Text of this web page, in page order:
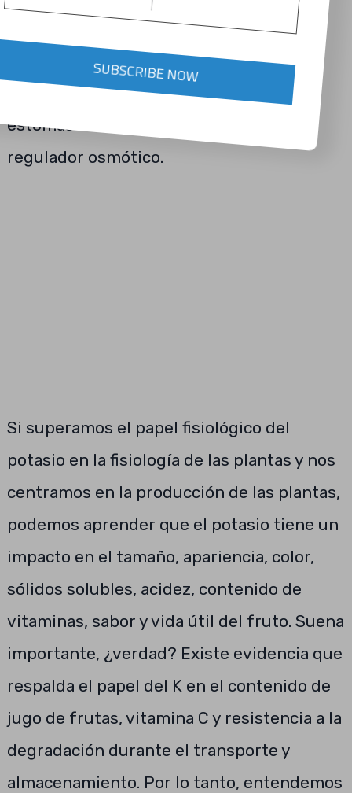
función como activador de enzimas.
Además, el potasio tiene un papel
importante en la apertura y cierre de los
estomas debido a su función como
regulador osmótico.
Si superamos el papel fisiológico del
potasio en la fisiología de las plantas y nos
centramos en la producción de las plantas,
podemos aprender que el potasio tiene un
impacto en el tamaño, apariencia, color,
sólidos solubles, acidez, contenido de
vitaminas, sabor y vida útil del fruto. Suena
importante, ¿verdad? Existe evidencia que
respalda el papel del K en el contenido de
jugo de frutas, vitamina C y resistencia a la
degradación durante el transporte y
almacenamiento. Por lo tanto, entendemos
SUBSCRIBE NOW